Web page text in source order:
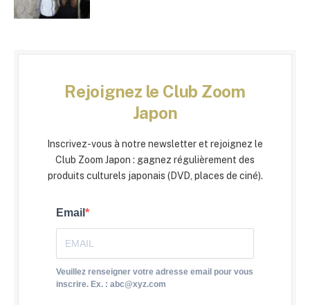
Rejoignez le Club Zoom
Japon
Inscrivez-vous à notre newsletter et rejoignez le
Club Zoom Japon : gagnez régulièrement des
produits culturels japonais (DVD, places de ciné).
Email
Veuillez renseigner votre adresse email pour vous
inscrire. Ex. : abc@xyz.com